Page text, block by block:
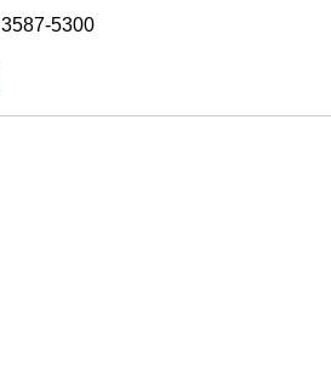
3587-5300